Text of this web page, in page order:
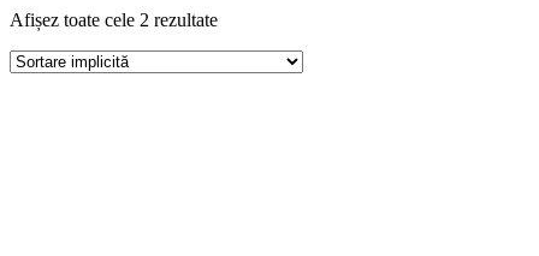
Afișez toate cele 2 rezultate